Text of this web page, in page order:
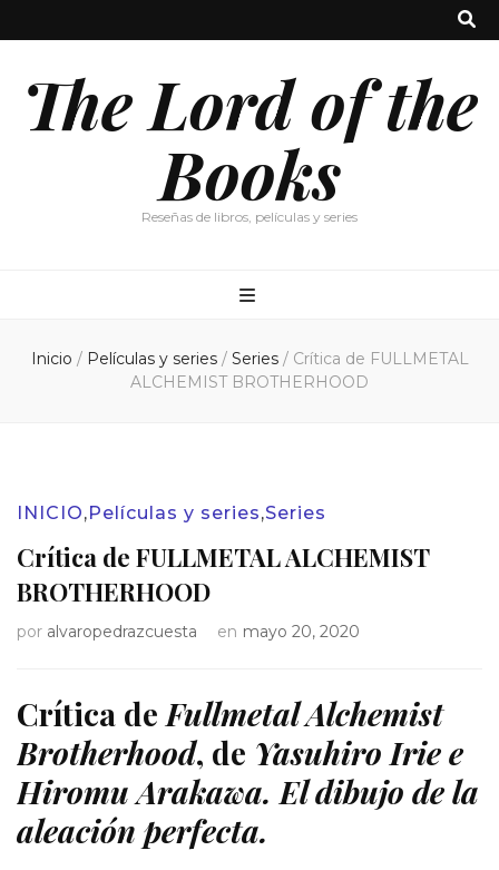
The Lord of the
Books
Reseñas de libros, películas y series
Inicio / Películas y series / Series / Crítica de FULLMETAL
ALCHEMIST BROTHERHOOD
INICIO,Películas y series,Series
Crítica de FULLMETAL ALCHEMIST
BROTHERHOOD
por alvaropedrazcuesta en mayo 20, 2020
Crítica de Fullmetal Alchemist
Brotherhood, de Yasuhiro Irie e
Hiromu Arakawa. El dibujo de la
aleación perfecta.